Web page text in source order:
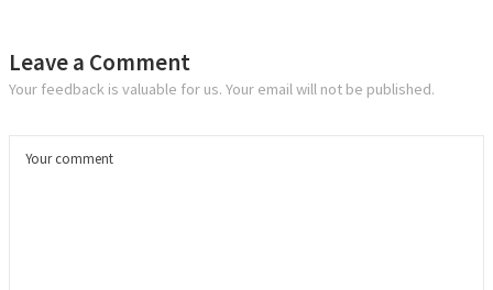
Leave a Comment
Your feedback is valuable for us. Your email will not be published.